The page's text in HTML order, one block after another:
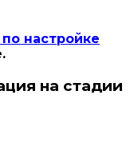
настройке
на стадии